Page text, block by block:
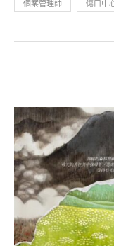
個案管理師 傷口中